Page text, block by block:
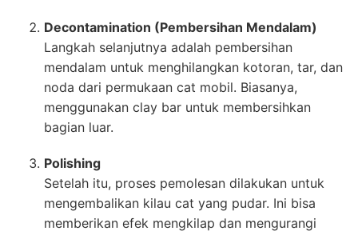
Decontamination (Pembersihan Mendalam)
Langkah selanjutnya adalah pembersihan
mendalam untuk menghilangkan kotoran, tar, dan
noda dari permukaan cat mobil. Biasanya,
menggunakan clay bar untuk membersihkan
bagian luar.
Polishing
Setelah itu, proses pemolesan dilakukan untuk
mengembalikan kilau cat yang pudar. Ini bisa
memberikan efek mengkilap dan mengurangi